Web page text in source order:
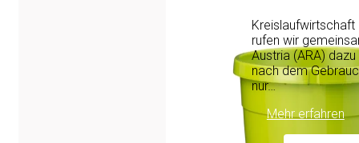
Kreislaufwirtschaft
rufen wir
Austria (ARA)
nach dem
nur…
Mehr erfahren